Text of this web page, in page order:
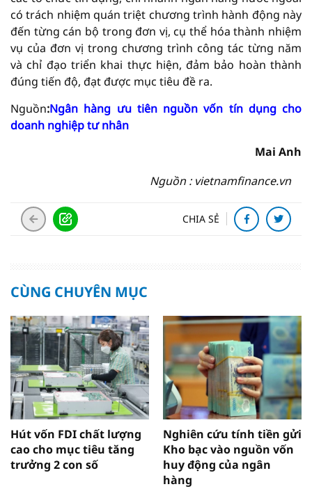
có trách nhiệm quán triệt chương trình hành động này
đến từng cán bộ trong đơn vị, cụ thể hóa thành nhiệm
vụ của đơn vị trong chương trình công tác từng năm
và chỉ đạo triển khai thực hiện, đảm bảo hoàn thành
đúng tiến độ, đạt được mục tiêu đề ra.
Nguồn:Ngân hàng ưu tiên nguồn vốn tín dụng cho
doanh nghiệp tư nhân
Mai Anh
Nguồn : vietnamfinance.vn
CHIA SẺ
CÙNG CHUYÊN MỤC
Hút vốn FDI chất lượng
cao cho mục tiêu tăng
trưởng 2 con số
Nghiên cứu tính tiền gửi
Kho bạc vào nguồn vốn
huy động của ngân
hàng